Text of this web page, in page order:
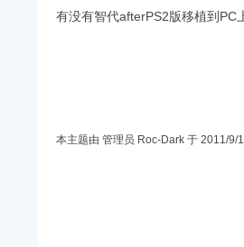
有没有智代afterPS2版移植到PC
本主题由 管理员 Roc-Dark 于 2011/9/